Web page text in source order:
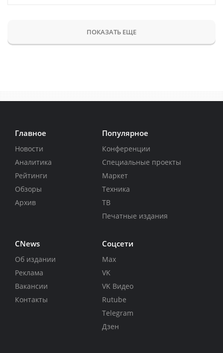
ПОКАЗАТЬ ЕЩЕ
Главное
Новости
Аналитика
Рейтинги
Обзоры
Архив
Популярное
Конференции
Специальные проекты
Маркет
Техника
ТВ
Печатные издания
CNews
Об издании
Реклама
Вакансии
Контакты
Соцсети
Max
VK
VK Видео
Rutube
Telegram
Дзен